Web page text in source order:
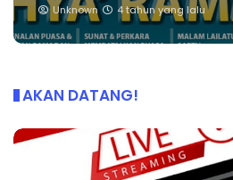
Unknown 4 tahun yang lalu
AKAN DATANG!